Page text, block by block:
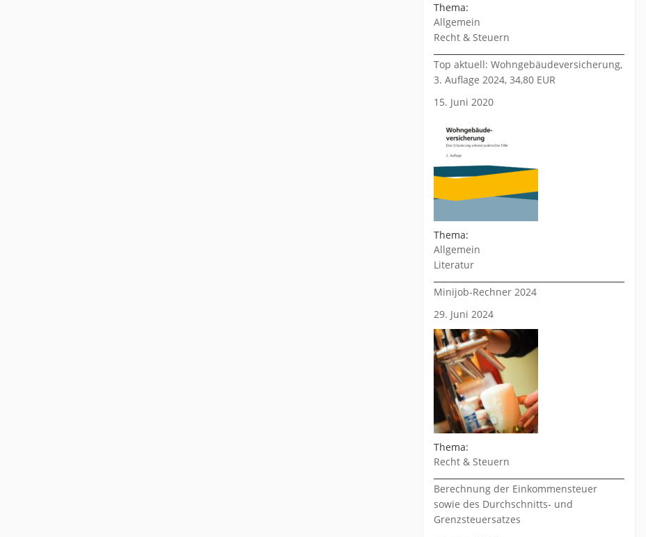
Thema:
Allgemein
Recht & Steuern
Top aktuell: Wohngebäudeversicherung,
3. Auflage 2024, 34,80 EUR
15. Juni 2020
Thema:
Allgemein
Literatur
Minijob-Rechner 2024
29. Juni 2024
Thema:
Recht & Steuern
Berechnung der Einkommensteuer
sowie des Durchschnitts- und
Grenzsteuersatzes